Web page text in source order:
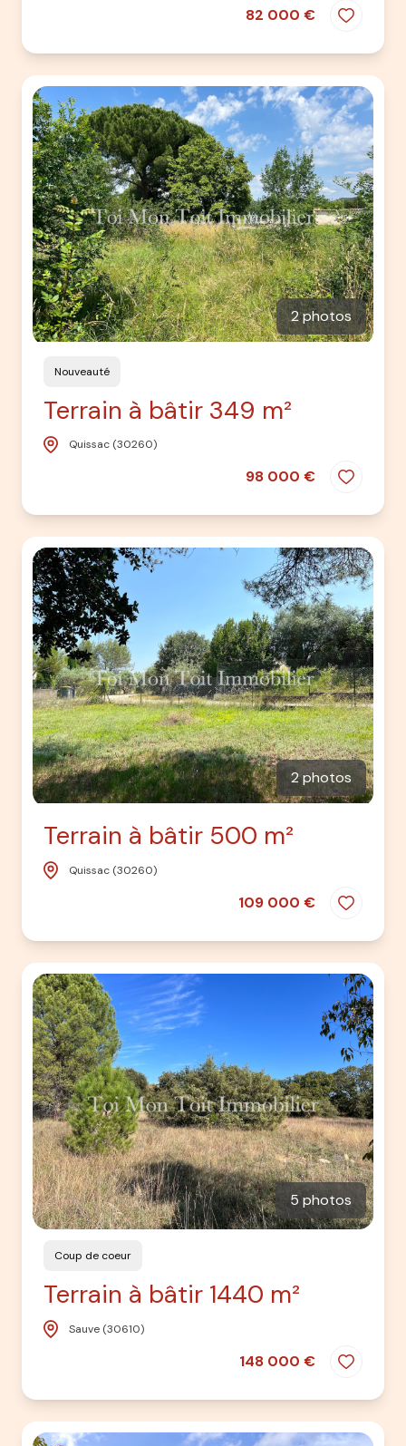
82 000 €
2 photos
Nouveauté
Terrain à bâtir 349 m²
Quissac (30260)
98 000 €
2 photos
Terrain à bâtir 500 m²
Quissac (30260)
109 000 €
5 photos
Coup de coeur
Terrain à bâtir 1440 m²
Sauve (30610)
148 000 €